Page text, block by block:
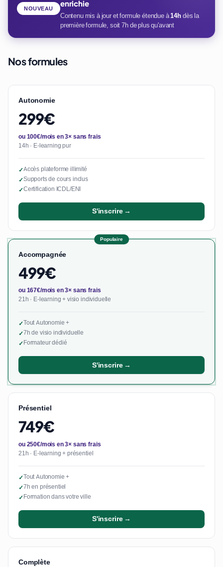
enrichie
Contenu mis à jour et formule étendue à14hdès la
première formule, soit 7h de plus qu'avant
NOUVEAU
Nos formules
Autonomie
299€
ou 100€/mois en 3× sans frais
14h · E-learning pur
✓Accès plateforme illimité
✓Supports de cours inclus
✓Certification ICDL/ENI
S'inscrire →
Populaire
Accompagnée
499€
ou 167€/mois en 3× sans frais
21h · E-learning + visio individuelle
✓Tout Autonomie +
✓7h de visio individuelle
✓Formateur dédié
S'inscrire →
Présentiel
749€
ou 250€/mois en 3× sans frais
21h · E-learning + présentiel
✓Tout Autonomie +
✓7h en présentiel
✓Formation dans votre ville
S'inscrire →
Complète